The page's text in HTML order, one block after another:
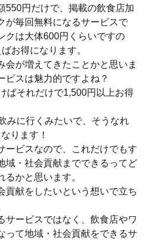
550円だけで、掲載の飲食店加
が毎回無料になるサービスで
クは大体600円くらいですの
お得になります。
会が増えてきたことかと思いま
ビスは魅力的ですよね？
ばそれだけで1,500円以上お得
みに行くみたいで、そうなれ
ります！
ービスなので、これだけでもす
域・社会貢献までできるってど
るかと思います。
貢献をしたいという想いで立ち
サービスではなく、飲食店やワ
って地域・社会貢献をできるサ